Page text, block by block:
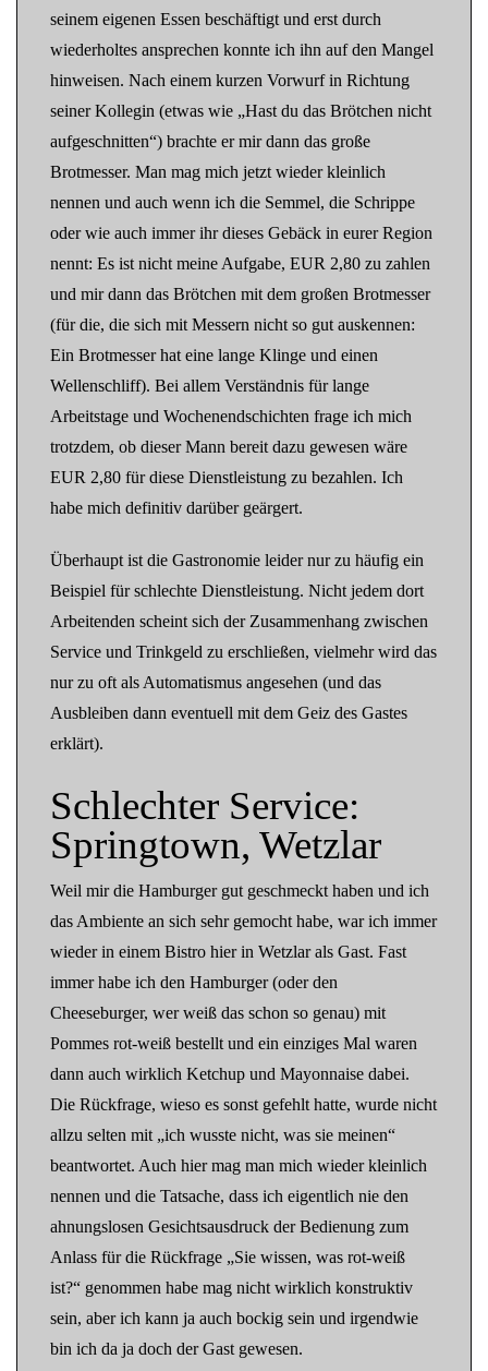
seinem eigenen Essen beschäftigt und erst durch
wiederholtes ansprechen konnte ich ihn auf den Mangel
hinweisen. Nach einem kurzen Vorwurf in Richtung
seiner Kollegin (etwas wie „Hast du das Brötchen nicht
aufgeschnitten“) brachte er mir dann das große
Brotmesser. Man mag mich jetzt wieder kleinlich
nennen und auch wenn ich die Semmel, die Schrippe
oder wie auch immer ihr dieses Gebäck in eurer Region
nennt: Es ist nicht meine Aufgabe, EUR 2,80 zu zahlen
und mir dann das Brötchen mit dem großen Brotmesser
(für die, die sich mit Messern nicht so gut auskennen:
Ein Brotmesser hat eine lange Klinge und einen
Wellenschliff). Bei allem Verständnis für lange
Arbeitstage und Wochenendschichten frage ich mich
trotzdem, ob dieser Mann bereit dazu gewesen wäre
EUR 2,80 für diese Dienstleistung zu bezahlen. Ich
habe mich definitiv darüber geärgert.
Überhaupt ist die Gastronomie leider nur zu häufig ein
Beispiel für schlechte Dienstleistung. Nicht jedem dort
Arbeitenden scheint sich der Zusammenhang zwischen
Service und Trinkgeld zu erschließen, vielmehr wird das
nur zu oft als Automatismus angesehen (und das
Ausbleiben dann eventuell mit dem Geiz des Gastes
erklärt).
Schlechter Service:
Springtown, Wetzlar
Weil mir die Hamburger gut geschmeckt haben und ich
das Ambiente an sich sehr gemocht habe, war ich immer
wieder in einem Bistro hier in Wetzlar als Gast. Fast
immer habe ich den Hamburger (oder den
Cheeseburger, wer weiß das schon so genau) mit
Pommes rot-weiß bestellt und ein einziges Mal waren
dann auch wirklich Ketchup und Mayonnaise dabei.
Die Rückfrage, wieso es sonst gefehlt hatte, wurde nicht
allzu selten mit „ich wusste nicht, was sie meinen“
beantwortet. Auch hier mag man mich wieder kleinlich
nennen und die Tatsache, dass ich eigentlich nie den
ahnungslosen Gesichtsausdruck der Bedienung zum
Anlass für die Rückfrage „Sie wissen, was rot-weiß
ist?“ genommen habe mag nicht wirklich konstruktiv
sein, aber ich kann ja auch bockig sein und irgendwie
bin ich da ja doch der Gast gewesen.